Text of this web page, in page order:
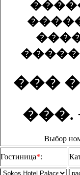
���
���.
Выбор
Гостиница*: